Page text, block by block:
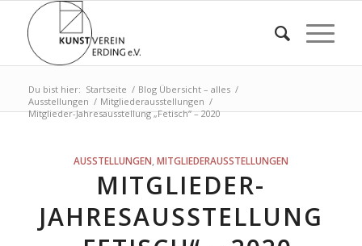
Du bist hier: Startseite / Blog Übersicht – alles /
Ausstellungen / Mitgliederausstellungen /
Mitglieder-Jahresausstellung „Fetisch“ – 2020
AUSSTELLUNGEN MITGLIEDERAUSSTELLUNGEN
MITGLIEDER-
JAHRESAUSSTELLUNG